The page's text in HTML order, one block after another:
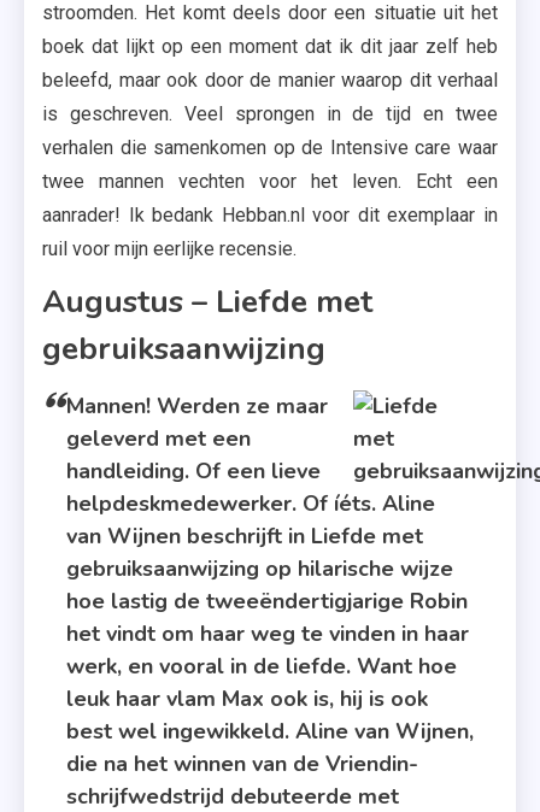
stroomden. Het komt deels door een situatie uit het
boek dat lijkt op een moment dat ik dit jaar zelf heb
beleefd, maar ook door de manier waarop dit verhaal
is geschreven. Veel sprongen in de tijd en twee
verhalen die samenkomen op de Intensive care waar
twee mannen vechten voor het leven. Echt een
aanrader! Ik bedank Hebban.nl voor dit exemplaar in
ruil voor mijn eerlijke recensie.
Augustus – Liefde met
gebruiksaanwijzing
Mannen! Werden ze maar
geleverd met een
handleiding. Of een lieve
helpdeskmedewerker. Of íéts. Aline
van Wijnen beschrijft in Liefde met
gebruiksaanwijzing op hilarische wijze
hoe lastig de tweeëndertigjarige Robin
het vindt om haar weg te vinden in haar
werk, en vooral in de liefde. Want hoe
leuk haar vlam Max ook is, hij is ook
best wel ingewikkeld. Aline van Wijnen,
die na het winnen van de Vriendin-
schrijfwedstrijd debuteerde met